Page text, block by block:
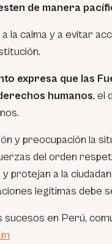
de manera
la calma y a evitar
expresa que las
humanos, el
y preocupación la
del orden
protejan a la
legítimas debe
en Perú,